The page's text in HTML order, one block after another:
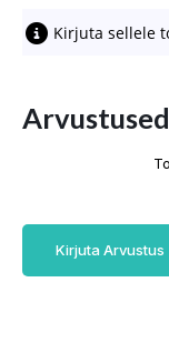
Kirjuta sellele
Arvustused
Kirjuta Arvustus